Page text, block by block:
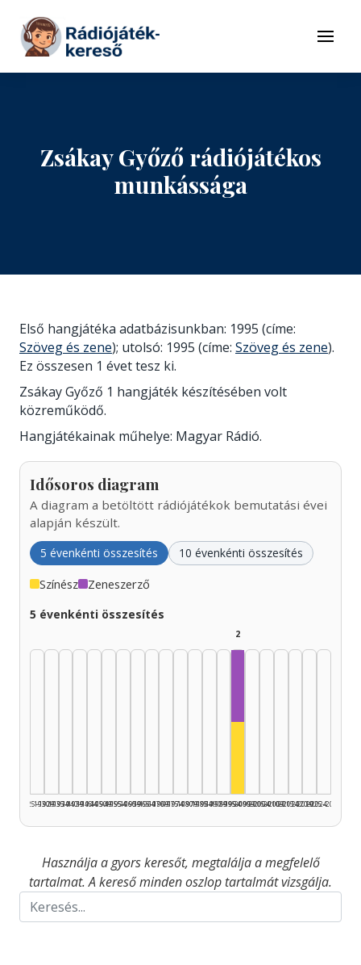
Tovább a tartalomhoz
Menü
Zsákay Győző rádiójátékos
munkássága
Első hangjátéka adatbázisunkban: 1995 (címe:
Szöveg és zene); utolsó: 1995 (címe: Szöveg és zene).
Ez összesen 1 évet tesz ki.
Zsákay Győző 1 hangjáték készítésében volt
közreműködő.
Hangjátékainak műhelye: Magyar Rádió.
Idősoros diagram
A diagram a betöltött rádiójátékok bemutatási évei
alapján készült.
5 évenkénti összesítés 10 évenkénti összesítés
Színész Zeneszerző
5 évenkénti összesítés
1925–1929
1930–1934
1935–1939
1940–1944
1945–1949
1950–1954
1955–1959
1960–1964
1965–1969
1970–1974
1975–1979
1980–1984
1985–1989
1990–1994
2
1995–1999
2000–2004
2005–2009
2010–2014
2015–2019
2020–2024
2025–2026
Használja a gyors keresőt, megtalálja a megfelelő
tartalmat. A kereső minden oszlop tartalmát vizsgálja.